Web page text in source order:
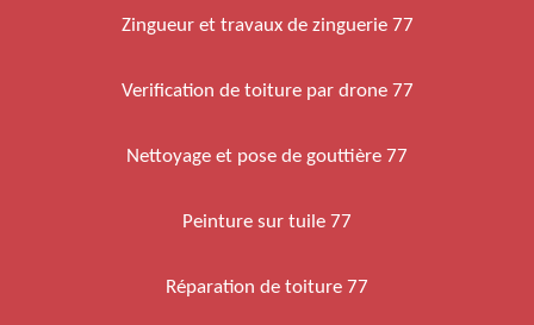
Zingueur et travaux de zinguerie 77
Verification de toiture par drone 77
Nettoyage et pose de gouttière 77
Peinture sur tuile 77
Réparation de toiture 77